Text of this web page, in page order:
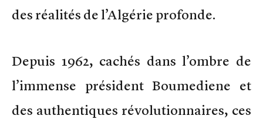
des réalités de l’Algérie profonde.
Depuis 1962, cachés dans l’ombre de
l’immense président Boumediene et
des authentiques révolutionnaires, ces